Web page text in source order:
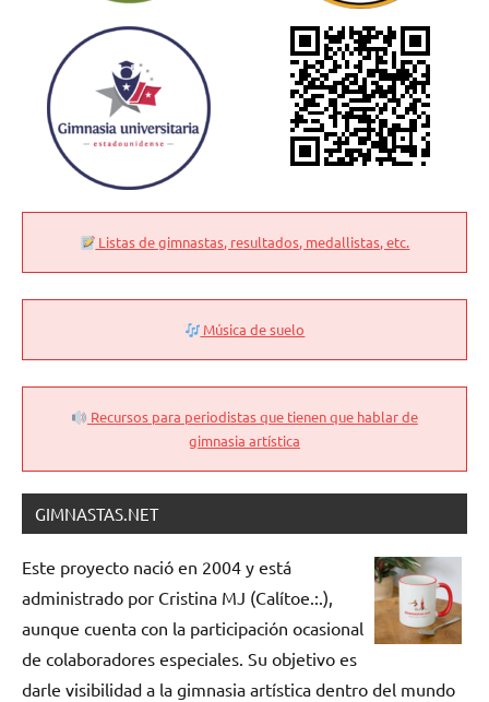
Listas de gimnastas, resultados, medallistas, etc.
Música de suelo
Recursos para periodistas que tienen que hablar de
gimnasia artística
GIMNASTAS.NET
Este proyecto nació en 2004 y está
administrado por Cristina MJ (Calítoe.:.),
aunque cuenta con la participación ocasional
de colaboradores especiales. Su objetivo es
darle visibilidad a la gimnasia artística dentro del mundo